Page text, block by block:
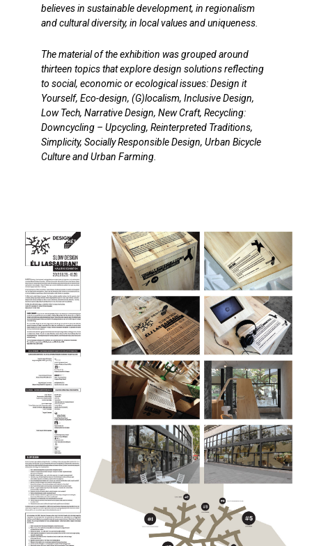
believes in sustainable development, in regionalism
and cultural diversity, in local values and uniqueness.
The material of the exhibition was grouped around
thirteen topics that explore design solutions reflecting
to social, economic or ecological issues: Design it
Yourself, Eco-design, (G)localism, Inclusive Design,
Low Tech, Narrative Design, New Craft, Recycling:
Downcycling – Upcycling, Reinterpreted Traditions,
Simplicity, Socially Responsible Design, Urban Bicycle
Culture and Urban Farming.